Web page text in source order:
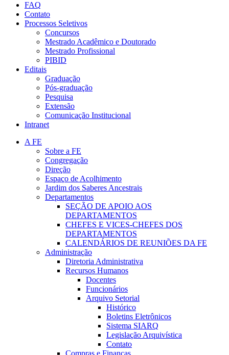
FAQ
Contato
Processos Seletivos
Concursos
Mestrado Acadêmico e Doutorado
Mestrado Profissional
PIBID
Editais
Graduação
Pós-graduação
Pesquisa
Extensão
Comunicação Institucional
Intranet
A FE
Sobre a FE
Congregação
Direção
Espaço de Acolhimento
Jardim dos Saberes Ancestrais
Departamentos
SEÇÃO DE APOIO AOS
DEPARTAMENTOS
CHEFES E VICES-CHEFES DOS
DEPARTAMENTOS
CALENDÁRIOS DE REUNIÕES DA FE
Administração
Diretoria Administrativa
Recursos Humanos
Docentes
Funcionários
Arquivo Setorial
Histórico
Boletins Eletrônicos
Sistema SIARQ
Legislação Arquivística
Contato
Compras e Finanças